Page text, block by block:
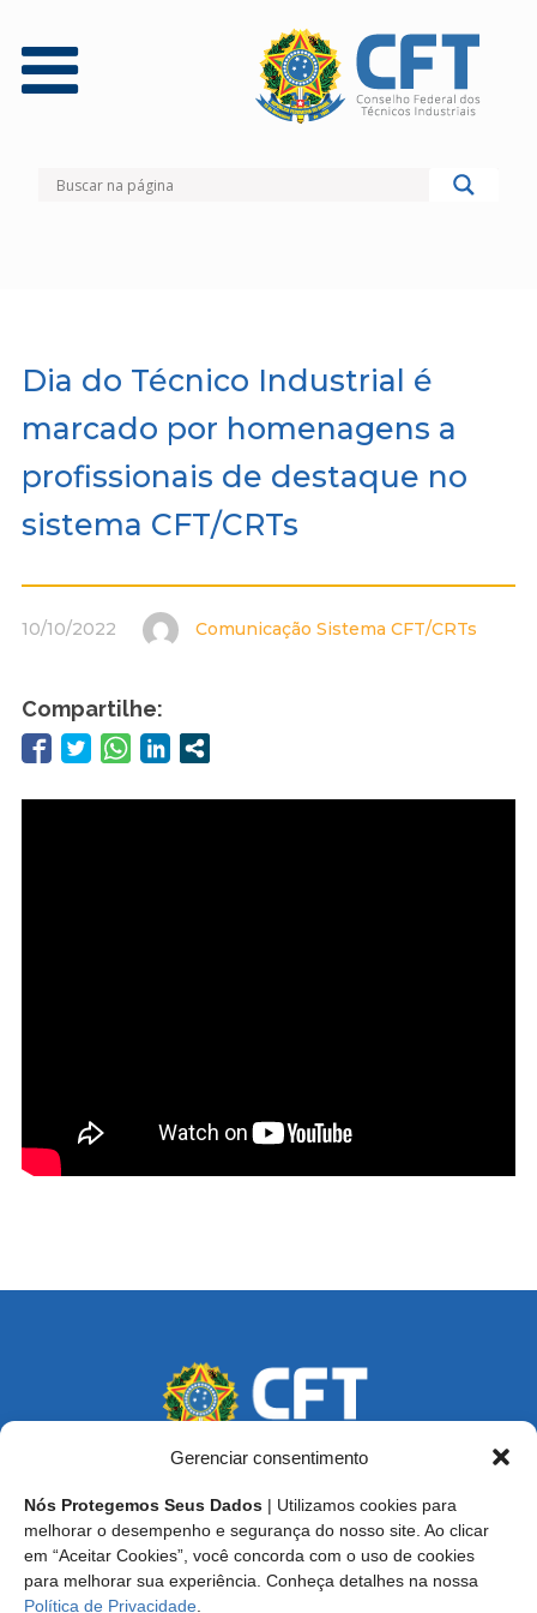
Gerenciar consentimento
Nós Protegemos Seus Dados | Utilizamos cookies para
melhorar o desempenho e segurança do nosso site. Ao clicar
em “Aceitar Cookies”, você concorda com o uso de cookies
para melhorar sua experiência. Conheça detalhes na nossa
Política de Privacidade
Dia do Técnico Industrial é
marcado por homenagens a
profissionais de destaque no
sistema CFT/CRTs
10/10/2022 Comunicação Sistema CFT/CRTs
Compartilhe:
Endereço: SCS, Quadra 02, Bloco D, Ed. Oscar Niemeyer,
9º Andar CEP 70.316-900 - Brasília/DF
Central de Atendimento ao Técnico:0800 016-1515